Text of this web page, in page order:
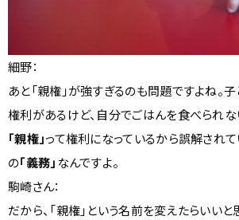
細野：
あと「親権」が強すぎるのも問題ですよね。
権利があるけど、自分でごはんを食べられな
「親権」って権利になっているから誤解され
の「義務」 なんですよ。
駒崎さん：
だから、「親権」という名前を変えたらいいと